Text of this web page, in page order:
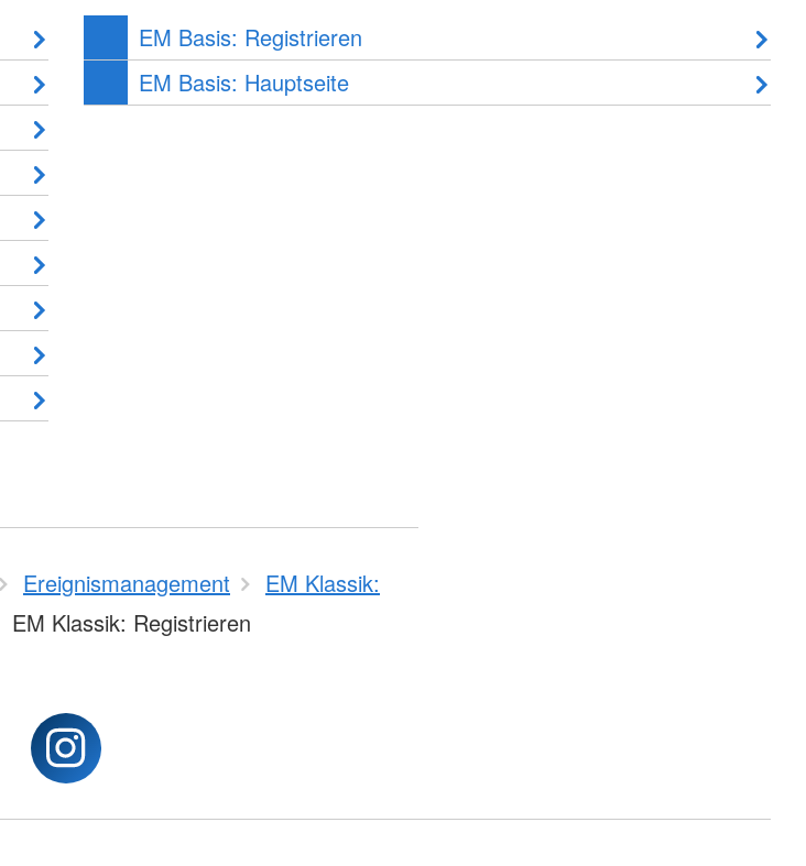
EM Basis: Registrieren
EM Basis: Hauptseite
Ereignismanagement
EM Klassik:
EM Klassik: Registrieren